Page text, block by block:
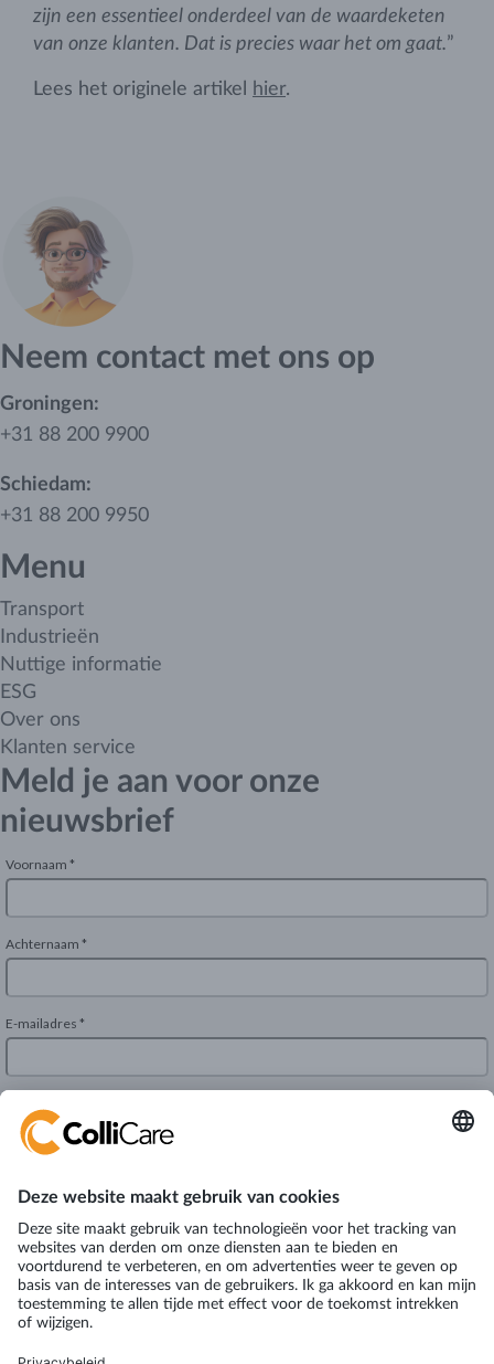
zijn een essentieel onderdeel van de waardeketen
van onze klanten. Dat is precies waar het om gaat.”
Lees het originele artikel hier.
Neem contact met ons op
Groningen:
+31 88 200 9900
Schiedam:
+31 88 200 9950
Menu
Transport
Industrieën
Nuttige informatie
ESG
Over ons
Klanten service
Meld je aan voor onze
nieuwsbrief
Manchesterweg 101
9744 TS Groningen
The Netherlands